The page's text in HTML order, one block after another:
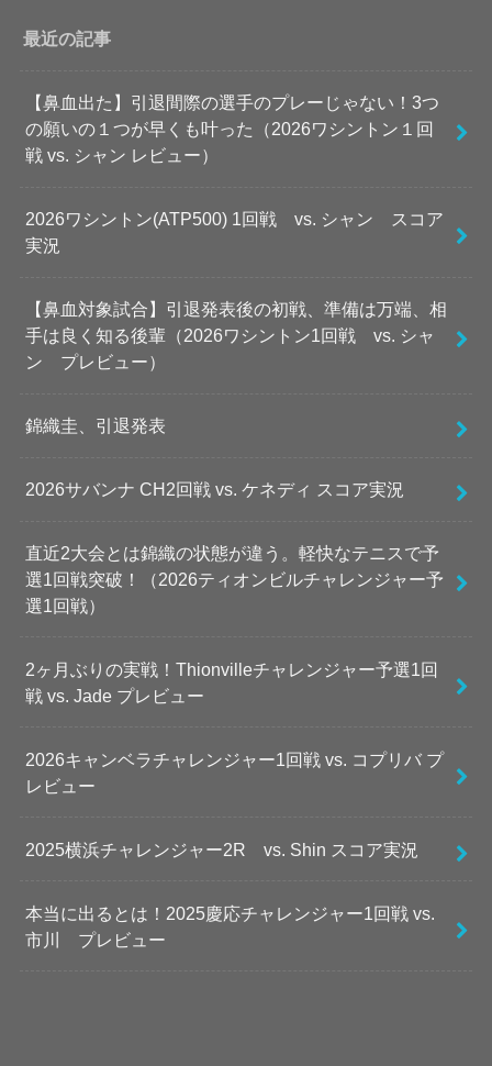
最近の記事
【鼻血出た】引退間際の選手のプレーじゃない！3つ
の願いの１つが早くも叶った（2026ワシントン１回
戦 vs. シャン レビュー）
2026ワシントン(ATP500) 1回戦 vs. シャン スコア
実況
【鼻血対象試合】引退発表後の初戦、準備は万端、相
手は良く知る後輩（2026ワシントン1回戦 vs. シャ
ン プレビュー）
錦織圭、引退発表
2026サバンナ CH2回戦 vs. ケネディ スコア実況
直近2大会とは錦織の状態が違う。軽快なテニスで予
選1回戦突破！（2026ティオンビルチャレンジャー予
選1回戦）
2ヶ月ぶりの実戦！Thionvilleチャレンジャー予選1回
戦 vs. Jade プレビュー
2026キャンベラチャレンジャー1回戦 vs. コプリバ プ
レビュー
2025横浜チャレンジャー2R vs. Shin スコア実況
本当に出るとは！2025慶応チャレンジャー1回戦 vs.
市川 プレビュー